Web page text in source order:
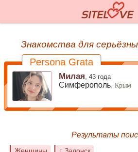
Знакомства для
Persona Grata
Милая ,43 года
Симферополь,Крым
Результаты